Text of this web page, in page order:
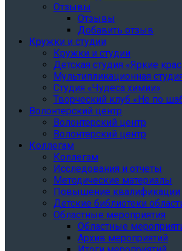
Отзывы
Отзывы
Добавить отзыв
Кружки и студии
Кружки и студии
Детская студия «Яркие
Мультипликационная
Студия «Чудеса химии»
Творческий клуб «Не по
Волонтерский центр
Волонтерский центр
Волонтерский центр
Коллегам
Коллегам
Исследования и отчеты
Методические материалы
Повышение квалификации
Детские библиотеки
Областные мероприятия
Областные
Архив мероприятий